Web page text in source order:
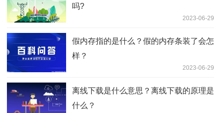
吗?
2023-06-29
假内存指的是什么？假的内存条装了会怎
样？
2023-06-29
离线下载是什么意思？离线下载的原理是
什么？